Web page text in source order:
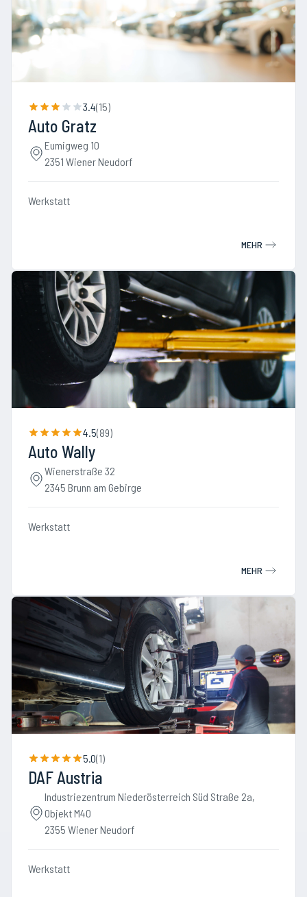
3.4(15)
Auto Gratz
Eumigweg 10
2351 Wiener Neudorf
Werkstatt
MEHR
4.5(89)
Auto Wally
Wienerstraße 32
2345 Brunn am Gebirge
Werkstatt
MEHR
5.0(1)
DAF Austria
Industriezentrum Niederösterreich Süd Straße 2a,
Objekt M40
2355 Wiener Neudorf
Werkstatt